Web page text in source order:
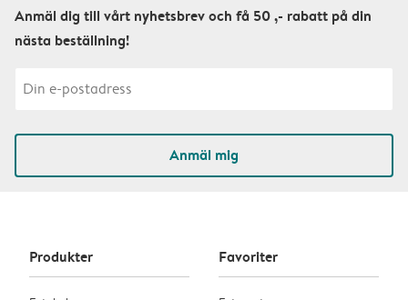
Anmäl dig till vårt nyhetsbrev och få 50 ,- rabatt på din
nästa beställning!
Anmäl mig
Produkter Favoriter